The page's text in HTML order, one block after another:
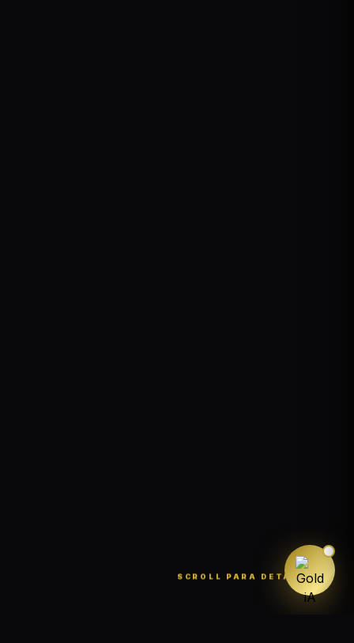
SCROLL PARA DETALLES ↓